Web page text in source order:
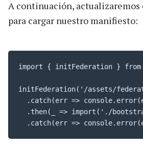
A continuación,
para cargar nuestro manifiesto:
import { initFederation }
initFederation('/assets/
.catch(err =>
.then(_ => import('./
.catch(err =>